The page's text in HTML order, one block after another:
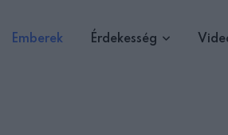
Emberek Érdekesség